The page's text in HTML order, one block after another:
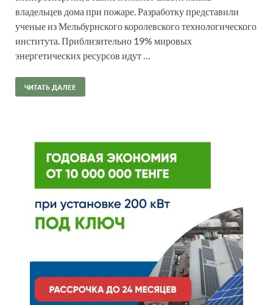
владельцев дома при пожаре. Разработку представили
ученые из Мельбурнского королевского технологического
института. Приблизительно 19% мировых
энергетических ресурсов идут …
ЧИТАТЬ ДАЛЕЕ